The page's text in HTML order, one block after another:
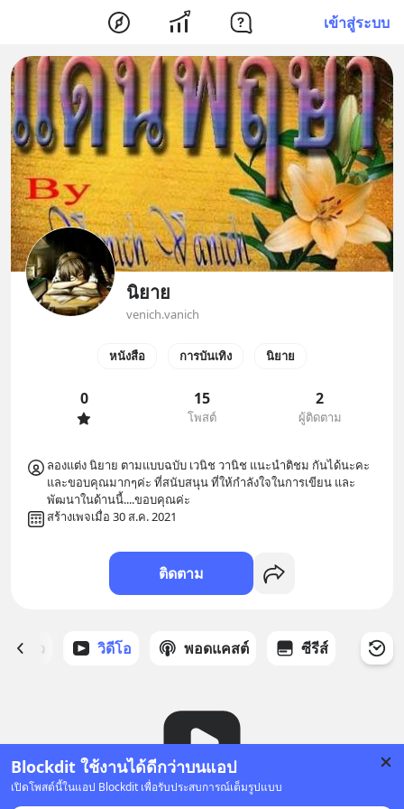
เข้าสู่ระบบ
Blockdit ใช้งานได้ดีกว่าบนแอป
เปิดโพสต์นี้ในแอป Blockdit เพื่อรับประสบการณ์เต็มรูปแบบ
นิยาย
venich.vanich
หนังสือ การบันเทิง นิยาย
0 15
โพสต์
2
ผู้ติดตาม
ลองแต่ง นิยาย ตามแบบฉบับ เวนิช วานิช แนะนำติชม กันได้นะคะ
และขอบคุณมากๆค่ะ ที่สนับสนุน ที่ให้กำลังใจในการเขียน และ
พัฒนาในด้านนี้....ขอบคุณค่ะ
สร้างเพจเมื่อ 30 ส.ค. 2021
ติดตาม
ด้ดาว วิดีโอ พอดแคสต์ ซีรีส์